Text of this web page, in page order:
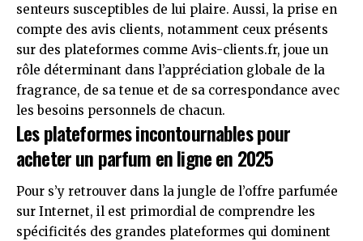
senteurs susceptibles de lui plaire. Aussi, la prise en
compte des avis clients, notamment ceux présents
sur des plateformes comme Avis-clients.fr, joue un
rôle déterminant dans l’appréciation globale de la
fragrance, de sa tenue et de sa correspondance avec
les besoins personnels de chacun.
Les plateformes incontournables pour
acheter un parfum en ligne en 2025
Pour s’y retrouver dans la jungle de l’offre parfumée
sur Internet, il est primordial de comprendre les
spécificités des grandes plateformes qui dominent